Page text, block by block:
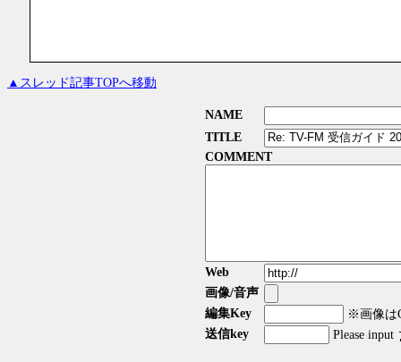
▲スレッド記事TOPへ移動
NAME
TITLE
COMMENT
Web
画像/音声
編集Key
※画像は
送信key
Please input